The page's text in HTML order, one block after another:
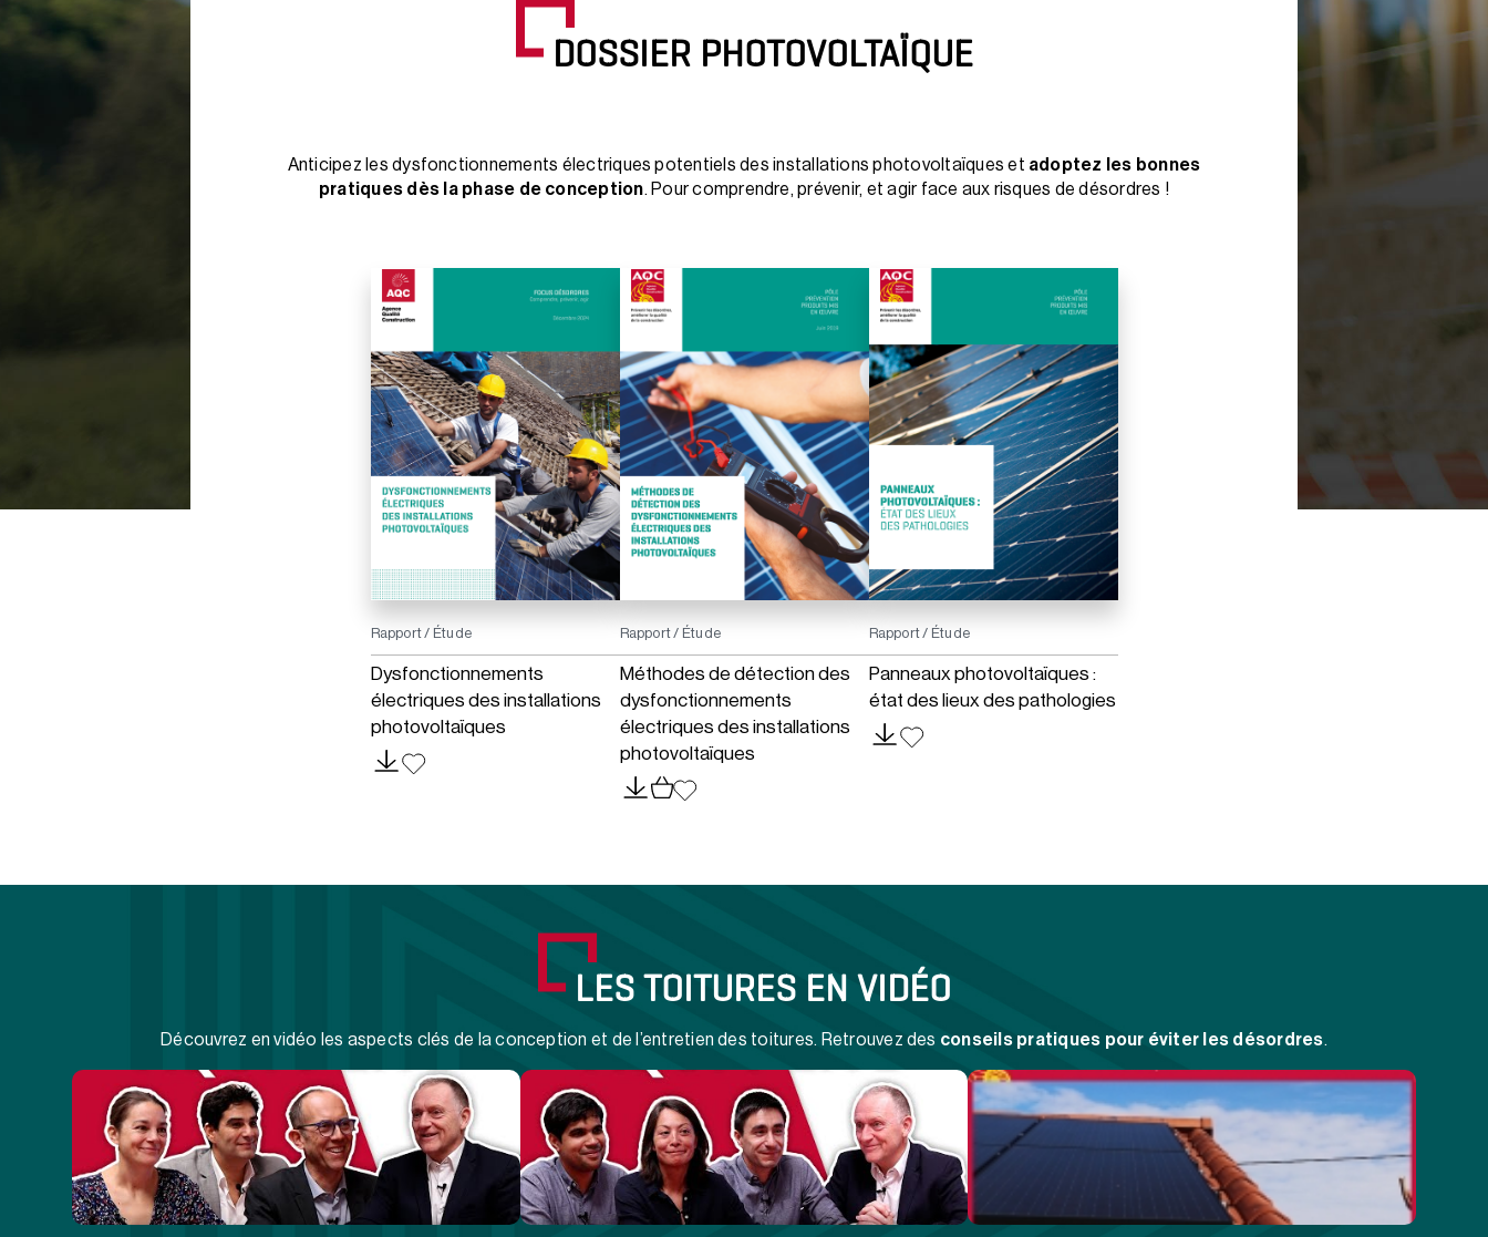
DOSSIER PHOTOVOLTAÏQUE
Anticipez les dysfonctionnements électriques potentiels des installations photovoltaïques et adoptez les bonnes
pratiques dès la phase de conception. Pour comprendre, prévenir, et agir face aux risques de désordres !
Rapport / Étude
Dysfonctionnements
électriques des installations
photovoltaïques
Rapport / Étude
Méthodes de détection des
dysfonctionnements
électriques des installations
photovoltaïques
Rapport / Étude
Panneaux photovoltaïques :
état des lieux des pathologies
LES TOITURES EN VIDÉO
Découvrez en vidéo les aspects clés de la conception et de l’entretien des toitures. Retrouvez des conseils pratiques pour éviter les désordres.